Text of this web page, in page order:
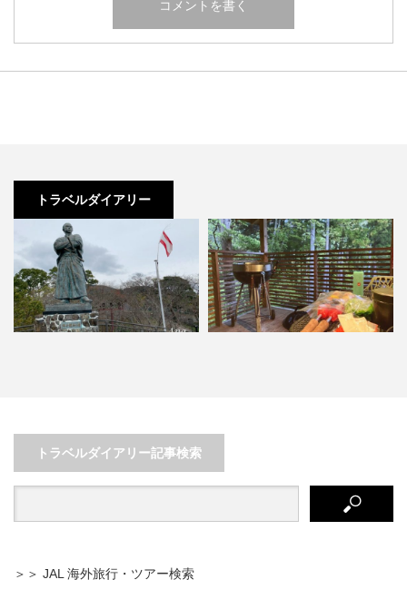
トラベルダイアリー
トラベルダイアリー記事検索
＞＞ JAL 海外旅行・ツアー検索